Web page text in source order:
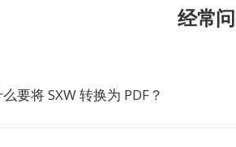
经常
要将 SXW 转换为 PDF？